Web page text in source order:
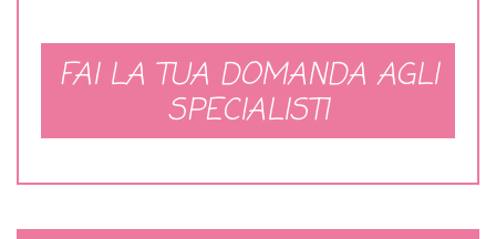
FAI LA TUA DOMANDA AGLI
SPECIALISTI